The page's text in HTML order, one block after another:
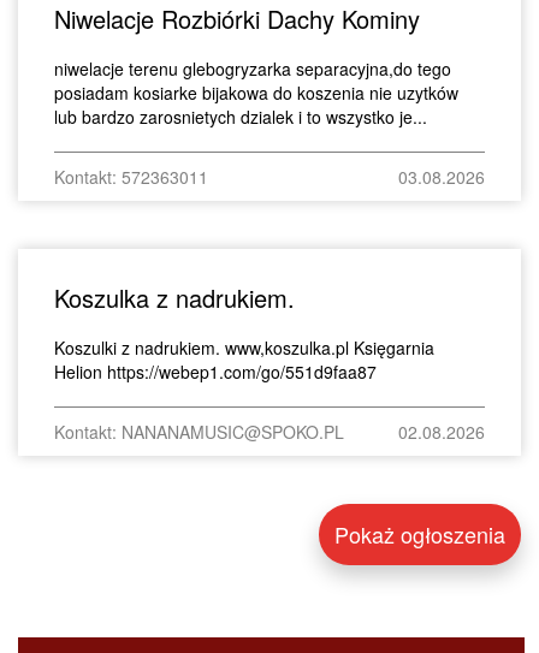
Niwelacje Rozbiórki Dachy Kominy
niwelacje terenu glebogryzarka separacyjna,do tego
posiadam kosiarke bijakowa do koszenia nie uzytków
lub bardzo zarosnietych dzialek i to wszystko je...
Kontakt: 572363011 03.08.2026
Koszulka z nadrukiem.
Koszulki z nadrukiem. www,koszulka.pl Księgarnia
Helion https://webep1.com/go/551d9faa87
Kontakt: NANANAMUSIC@SPOKO.PL 02.08.2026
Pokaż ogłoszenia